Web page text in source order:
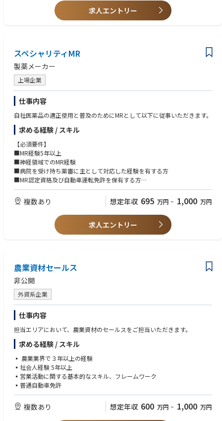
◇幅広い顧客基盤による安定性：KLAの検査・計測装置はその品質の高さ
から、半導体デバイスメーカーはもちろん、競合の製造装置メーカーやウ
ェハーなどの部材メーカーからも必要とされており、顧客層の広さが安定
した事業基盤につながっています。
■社風：
KLAは、技術革新をリードするグローバル企業として、社員一人ひとりの
専門性と自主性を尊重する風土があります。
◇チームワーク重視：多様なバックグラウンドを持つメンバーが協力し合
い、課題解決に取り組む文化があります。
◇成長支援：最新技術の習得やキャリアアップを積極的に支援し、自己成
長を促す環境が整っています。
◇グローバル志向：世界各地の拠点や顧客と連携し、多様な文化や価値観
を尊重しながら働ける環境です。
◇顧客志向：顧客満足度向上を最優先に考え、技術力とコミュニケーショ
ン力を活かして信頼関係を築くことを重視しています。
・全従業員数15,000名以上（日本国内）530名
・平均年齢45.0歳
求人エントリー
スペシャリティMR
製薬メーカー
上場企業
仕事内容
自社医薬品の適正使用と普及のためにMRとして以下に従事いただきます。
求める経験 / スキル
【必須要件】
■MR経験5年以上
■神経領域でのMR経験
■病院を受け持ち薬審に主として対応した経験を有する方
■MR認定資格及び自動車運転免許を保有する方
■将来的な転勤に対応可能な方
【歓迎要件】
■論文を読み込める英語力
複数あり 想定年収 695 万円 ~ 1,000 万円
求人エントリー
農業資材セールス
非公開
外資系企業
仕事内容
担当エリアにおいて、農業資材のセールスをご担当いただきます。
求める経験 / スキル
▪ 農業業界で３年以上の経験
▪社会人経験 5年以上
▪営業活動に関する基本的なスキル、フレームワーク
▪普通自動車免許
複数あり 想定年収 600 万円 ~ 1,000 万円